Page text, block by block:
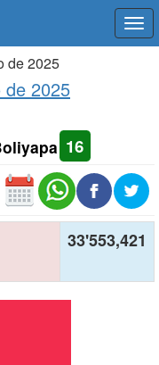
de 2025
de 2025
16
33'553,421